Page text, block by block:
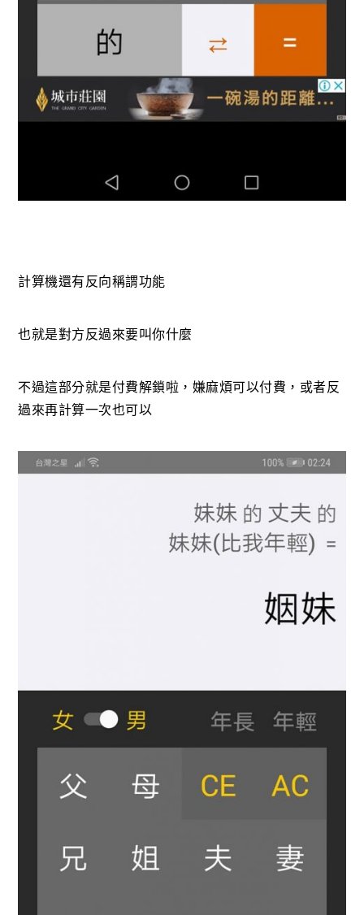
計算機還有反向稱謂功能
也就是對方反過來要叫你什麼
不過這部分就是付費解鎖啦，嫌麻煩可以付費，或者反
過來再計算一次也可以